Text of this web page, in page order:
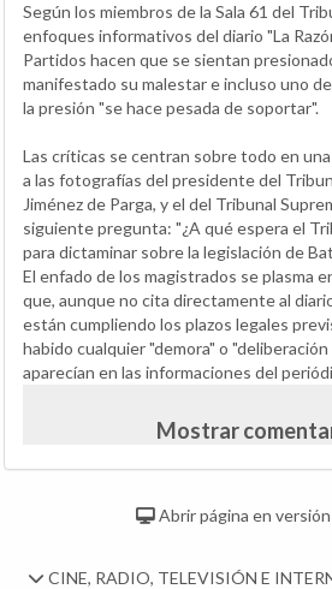
Según los miembros de la Sala 61 del
enfoques informativos del diario "La
Partidos hacen que se sientan
manifestado su malestar e incluso uno
la presión "se hace pesada de soportar".
Las críticas se centran sobre todo en
a las fotografías del presidente del
Jiménez de Parga, y el del Tribunal
siguiente pregunta: "¿A qué espera el
para dictaminar sobre la legislación de
El enfado de los magistrados se plasma
que, aunque no cita directamente al
están cumpliendo los plazos legales
habido cualquier "demora" o
aparecían en las informaciones del
Mostrar
Abrir página en
CINE, RADIO, TELEVISIÓN E